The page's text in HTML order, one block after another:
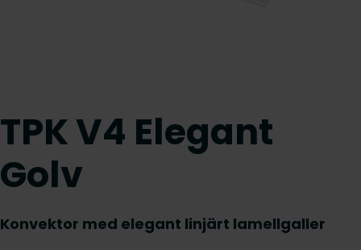
TPK V4 Elegant
Golv
Konvektor med elegant linjärt lamellgaller